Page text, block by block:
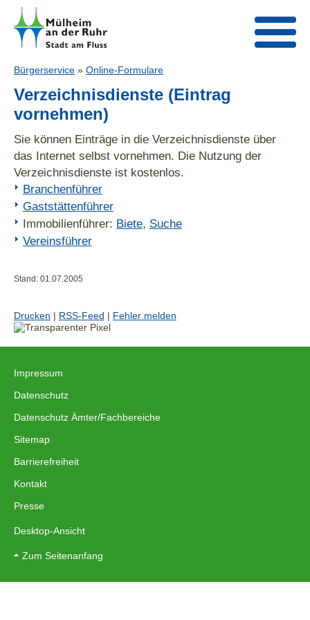
Bürgerservice » Online-Formulare
Verzeichnisdienste (Eintrag
vornehmen)
Sie können Einträge in die Verzeichnisdienste über
das Internet selbst vornehmen. Die Nutzung der
Verzeichnisdienste ist kostenlos.
Branchenführer
Gaststättenführer
Immobilienführer: Biete, Suche
Vereinsführer
Stand: 01.07.2005
Drucken | RSS-Feed | Fehler melden
Impressum
Datenschutz
Datenschutz Ämter/Fachbereiche
Sitemap
Barrierefreiheit
Kontakt
Presse
Desktop-Ansicht
Zum Seitenanfang